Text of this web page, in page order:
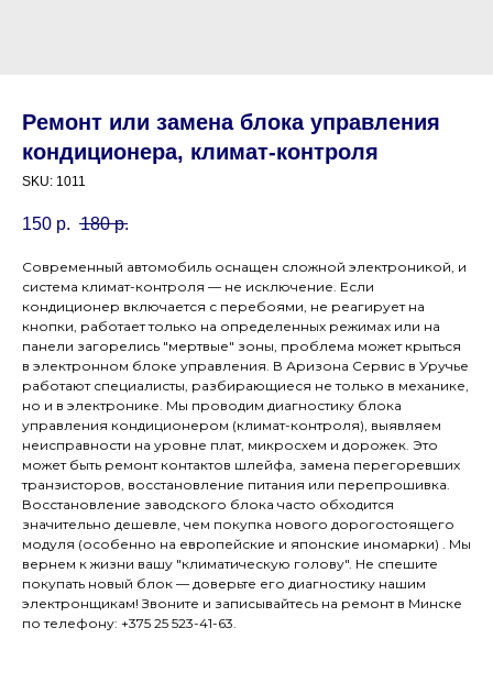
Ремонт или замена блока управления
кондиционера, климат-контроля
SKU: 1011
150 р. 180 р.
Современный автомобиль оснащен сложной электроникой, и
система климат-контроля — не исключение. Если
кондиционер включается с перебоями, не реагирует на
кнопки, работает только на определенных режимах или на
панели загорелись "мертвые" зоны, проблема может крыться
в электронном блоке управления. В Аризона Сервис в Уручье
работают специалисты, разбирающиеся не только в механике,
но и в электронике. Мы проводим диагностику блока
управления кондиционером (климат-контроля), выявляем
неисправности на уровне плат, микросхем и дорожек. Это
может быть ремонт контактов шлейфа, замена перегоревших
транзисторов, восстановление питания или перепрошивка.
Восстановление заводского блока часто обходится
значительно дешевле, чем покупка нового дорогостоящего
модуля (особенно на европейские и японские иномарки) . Мы
вернем к жизни вашу "климатическую голову". Не спешите
покупать новый блок — доверьте его диагностику нашим
электронщикам! Звоните и записывайтесь на ремонт в Минске
по телефону: +375 25 523-41-63.